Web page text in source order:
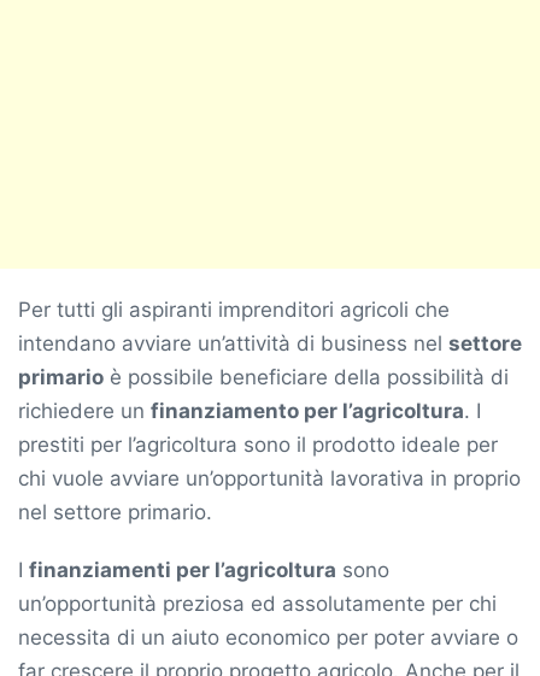
Per tutti gli aspiranti imprenditori agricoli che
intendano avviare un’attività di business nel settore
primario è possibile beneficiare della possibilità di
richiedere un finanziamento per l’agricoltura. I
prestiti per l’agricoltura sono il prodotto ideale per
chi vuole avviare un’opportunità lavorativa in proprio
nel settore primario.
I finanziamenti per l’agricoltura sono
un’opportunità preziosa ed assolutamente per chi
necessita di un aiuto economico per poter avviare o